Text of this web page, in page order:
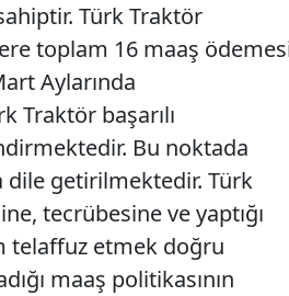
Türk Traktör
toplam 16 maaş
Aylarında
Traktör başarılı
Bu noktada
dile getirilmektedir. Türk
tecrübesine ve yaptığı
telaffuz etmek doğru
maaş politikasının